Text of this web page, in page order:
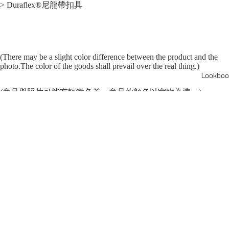
> Duraflex®尼龍帶扣具
(There may be a slight color difference between the product and the
photo.The color of the goods shall prevail over the real thing.)
(商品與照片可能有輕微色差，商品的顏色以實物為準 )